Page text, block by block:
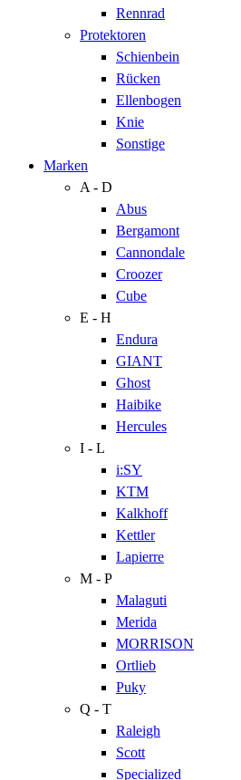
Rennrad
Protektoren
Schienbein
Rücken
Ellenbogen
Knie
Sonstige
Marken
A - D
Abus
Bergamont
Cannondale
Croozer
Cube
E - H
Endura
GIANT
Ghost
Haibike
Hercules
I - L
i:SY
KTM
Kalkhoff
Kettler
Lapierre
M - P
Malaguti
Merida
MORRISON
Ortlieb
Puky
Q - T
Raleigh
Scott
Specialized